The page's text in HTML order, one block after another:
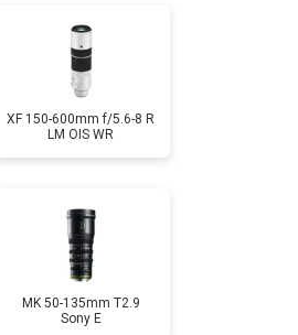
XF 150-600mm f/5.6-8 R
LM OIS WR
MK 50-135mm T2.9
Sony E